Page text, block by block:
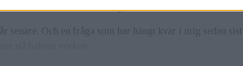
den dokumentära fotografin, Iris i konsten. Två olika
senare. Och en fråga som har hängt kvar i mig sedan